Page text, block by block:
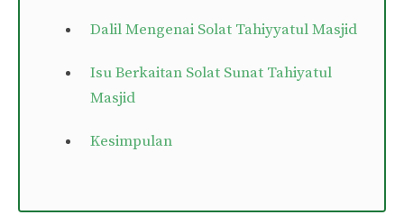
Dalil Mengenai Solat Tahiyyatul Masjid
Isu Berkaitan Solat Sunat Tahiyatul
Masjid
Kesimpulan